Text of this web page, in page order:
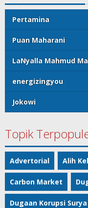
Pertamina
Puan Maharani
LaNyalla Mahmud
energizingyou
Jokowi
Topik
Advertorial Alih
Carbon Market
Dugaan Korupsi